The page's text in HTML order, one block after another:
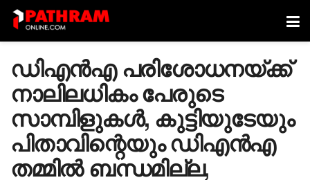
ഡിഎൻഎ പരിശോധനയ്ക്ക്
നാലിലധികം പേരുടെ
സാമ്പിളുകൾ, കുട്ടിയുടേയും
പിതാവിന്റെയും ഡിഎൻഎ
തമ്മിൽ ബന്ധമില്ല,